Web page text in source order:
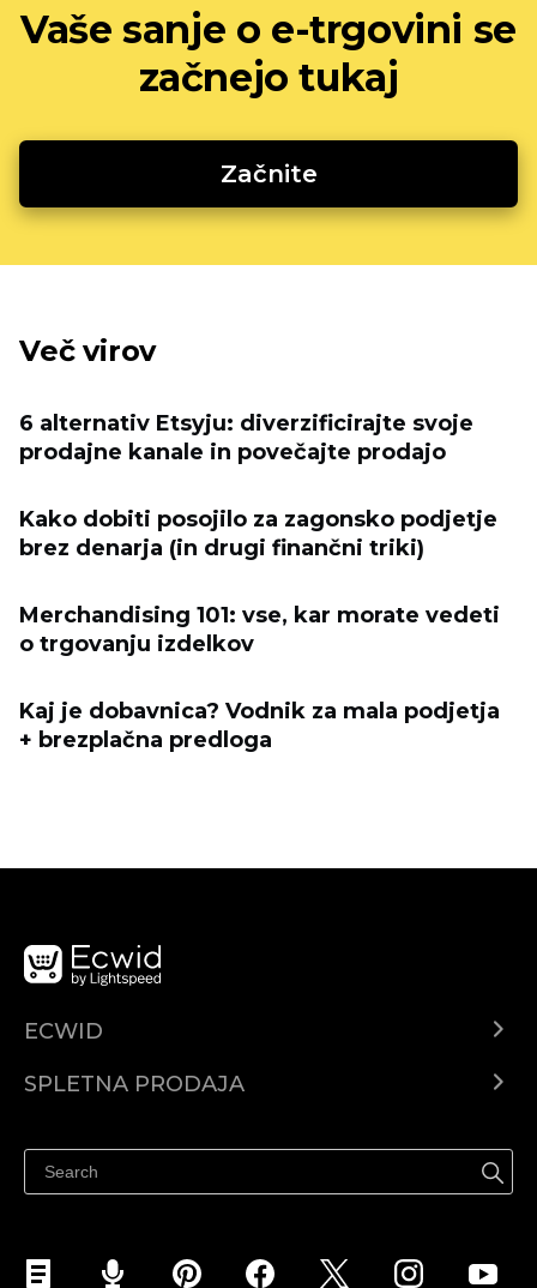
Vaše sanje o e-trgovini se
začnejo tukaj
Začnite
Več virov
6 alternativ Etsyju: diverzificirajte svoje
prodajne kanale in povečajte prodajo
Kako dobiti posojilo za zagonsko podjetje
brez denarja (in drugi finančni triki)
Merchandising 101: vse, kar morate vedeti
o trgovanju izdelkov
Kaj je dobavnica? Vodnik za mala podjetja
+ brezplačna predloga
ECWID
SPLETNA PRODAJA
Prodaja na Instagramu